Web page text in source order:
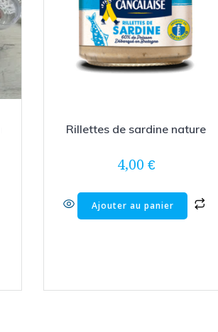
Rillettes de sardine nature
4,00 €
Ajouter au panier